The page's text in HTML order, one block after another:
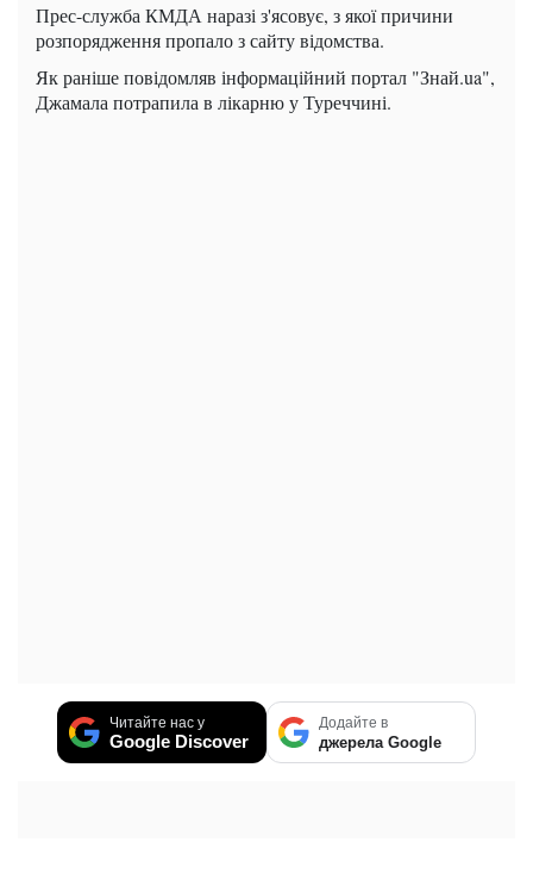
Прес-служба КМДА наразі з'ясовує, з якої причини
розпорядження пропало з сайту відомства.
Як раніше повідомляв інформаційний портал "Знай.ua",
Джамала потрапила в лікарню у Туреччині.
Читайте нас у
Google Discover
Додайте в
джерела Google